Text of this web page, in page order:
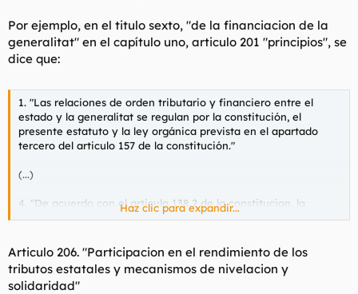
Por ejemplo, en el titulo sexto, "de la financiacion de la
generalitat" en el capítulo uno, articulo 201 "principios", se
dice que:
1. "Las relaciones de orden tributario y financiero entre el
estado y la generalitat se regulan por la constitución, el
presente estatuto y la ley orgánica prevista en el apartado
tercero del articulo 157 de la constitución."
(...)
4.
"De acuerdo con el articulo 138.2 de la constitucion, la
financiacion de la generalitat no debe implicar efectos
restantes comunidades autonomas."
Haz clic para expandir...
Articulo 206. "Participacion en el rendimiento de los
tributos estatales y mecanismos de nivelacion y
solidaridad"